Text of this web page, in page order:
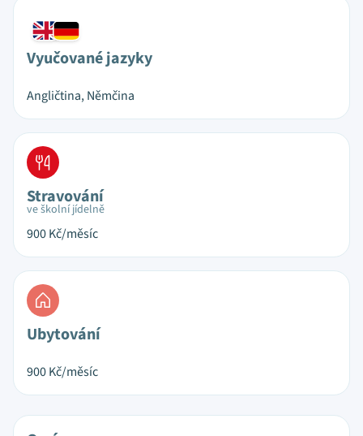
Vyučované jazyky
Angličtina, Němčina
Stravování
ve školní jídelně
900Kč/měsíc
Ubytování
900Kč/měsíc